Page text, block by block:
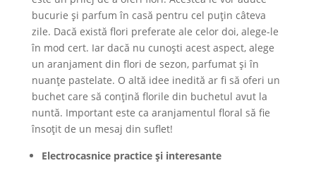
bucurie și parfum în casă pentru cel puțin câteva
zile. Dacă există flori preferate ale celor doi, alege-le
în mod cert. Iar dacă nu cunoști acest aspect, alege
un aranjament din flori de sezon, parfumat și în
nuanțe pastelate. O altă idee inedită ar fi să oferi un
buchet care să conțină florile din buchetul avut la
nuntă. Important este ca aranjamentul floral să fie
însoțit de un mesaj din suflet!
Electrocasnice practice și interesante